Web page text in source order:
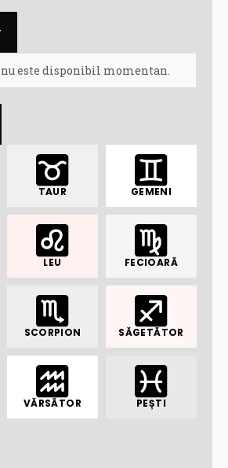
este disponibil momentan.
TAUR GEMENI
LEU FECIOARĂ
SCORPION SĂGETĂTOR
VĂRSĂTOR PEȘTI